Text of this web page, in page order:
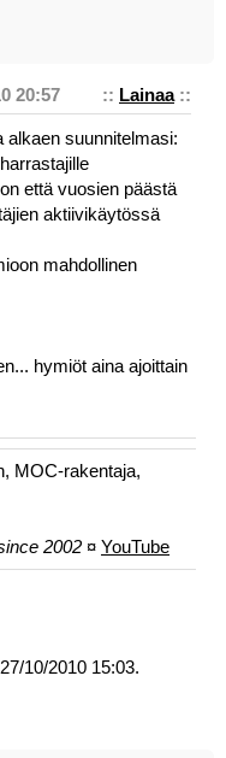
:: Lainaa::
20:57
alkaen suunnitelmasi:
että vuosien päästä
aktiivikäytössä
mahdollinen
hymiöt aina ajoittain
MOC-rakentaja,
2002 ¤ YouTube
10/2010 15:03.